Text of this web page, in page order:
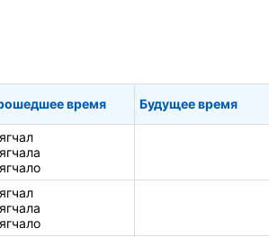
время Будущее время